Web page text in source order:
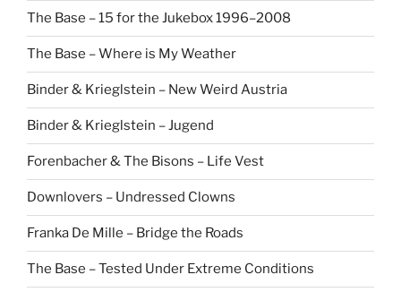
The Base – 15 for the Jukebox 1996–2008
The Base – Where is My Weather
Binder & Krieglstein – New Weird Austria
Binder & Krieglstein – Jugend
Forenbacher & The Bisons – Life Vest
Downlovers – Undressed Clowns
Franka De Mille – Bridge the Roads
The Base – Tested Under Extreme Conditions